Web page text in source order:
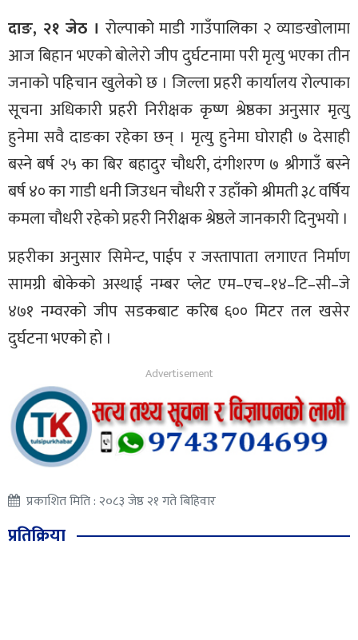
दाङ, २१ जेठ । रोल्पाको माडी गाउँपालिका २ व्याङखोलामा
आज बिहान भएको बोलेरो जीप दुर्घटनामा परी मृत्यु भएका तीन
जनाको पहिचान खुलेको छ । जिल्ला प्रहरी कार्यालय रोल्पाका
सूचना अधिकारी प्रहरी निरीक्षक कृष्ण श्रेष्ठका अनुसार मृत्यु
हुनेमा सवै दाङका रहेका छन् । मृत्यु हुनेमा घोराही ७ देसाही
बस्ने बर्ष २५ का बिर बहादुर चौधरी, दंगीशरण ७ श्रीगाउँ बस्ने
बर्ष ४० का गाडी धनी जिउधन चौधरी र उहाँको श्रीमती ३८ वर्षिय
कमला चौधरी रहेको प्रहरी निरीक्षक श्रेष्ठले जानकारी दिनुभयो ।
प्रहरीका अनुसार सिमेन्ट, पाईप र जस्तापाता लगाएत निर्माण
सामग्री बोकेको अस्थाई नम्बर प्लेट एम–एच–१४–टि–सी–जे
४७१ नम्वरको जीप सडकबाट करिब ६०० मिटर तल खसेर
दुर्घटना भएको हो ।
प्रकाशित मिति : २०८३ जेष्ठ २१ गते बिहिवार
प्रतिक्रिया